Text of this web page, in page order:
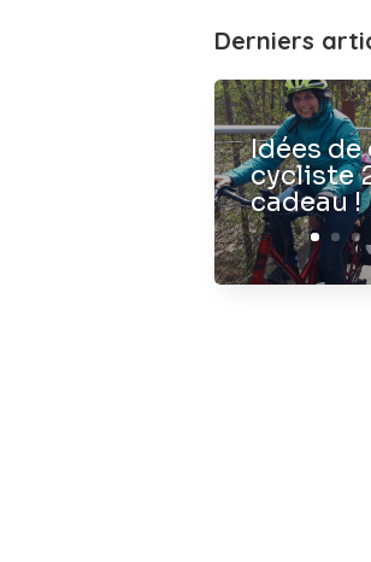
Derniers
Idées de
cycliste
cadeau !